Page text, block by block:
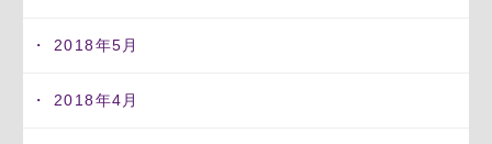
2018年5月
2018年4月